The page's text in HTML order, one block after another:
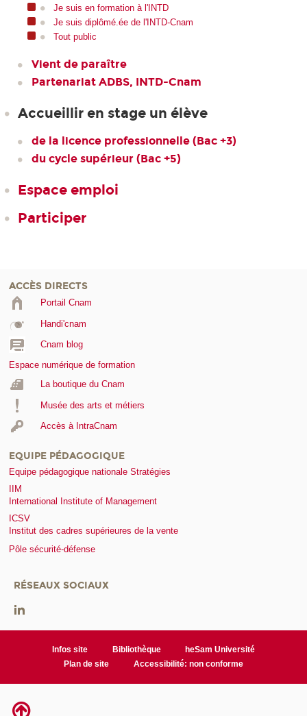
Je suis en formation à l'INTD
Je suis diplômé.ée de l'INTD-Cnam
Tout public
Vient de paraître
Partenariat ADBS, INTD-Cnam
Accueillir en stage un élève
de la licence professionnelle (Bac +3)
du cycle supérieur (Bac +5)
Espace emploi
Participer
ACCÈS DIRECTS
Portail Cnam
Handi'cnam
Cnam blog
Espace numérique de formation
La boutique du Cnam
Musée des arts et métiers
Accès à IntraCnam
EQUIPE PÉDAGOGIQUE
Equipe pédagogique nationale Stratégies
IIM
International Institute of Management
ICSV
Institut des cadres supérieures de la vente
Pôle sécurité-défense
RÉSEAUX SOCIAUX
Infos site Bibliothèque
heSam Université
Plan de site
Accessibilité: non conforme